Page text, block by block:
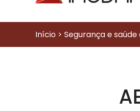
Início > Segurança e